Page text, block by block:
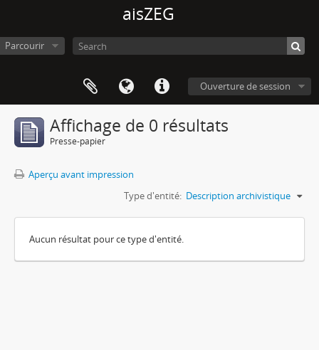
aisZEG
Parcourir
Ouverture de session
Affichage de 0 résultats
Presse-papier
Aperçu avant impression
Type d'entité: Description archivistique
Aucun résultat pour ce type d'entité.